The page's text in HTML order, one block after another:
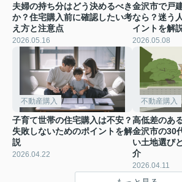
夫婦の持ち分はどう決めるべき
か？住宅購入前に確認したい考
え方と注意点
2026.05.16
金沢市で戸
なら？迷う
イントを解
2026.05.08
不動産購入
子育て世帯の住宅購入は不安？
失敗しないためのポイントを解
説
2026.04.22
不動産購入
高低差のあ
金沢市の30
い土地選び
介
2026.04.11